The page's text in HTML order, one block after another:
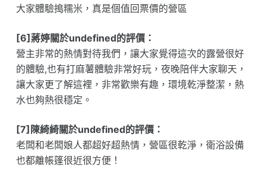
大家體驗搗糯米，真是個值回票價的營區
[6]蔣婷關於undefined的評價：
營主非常的熱情對待我們，讓大家覺得這次的露營很好
的體驗,也有打麻薯體驗非常好玩，夜晚陪伴大家聊天，
讓大家更了解這裡，非常歡樂有趣，環境乾淨整潔，熱
水也夠熱很穩定。
[7]陳綺綺關於undefined的評價：
老闆和老闆娘人都超好超熱情，營區很乾淨，衛浴設備
也都離帳篷很近很方便！